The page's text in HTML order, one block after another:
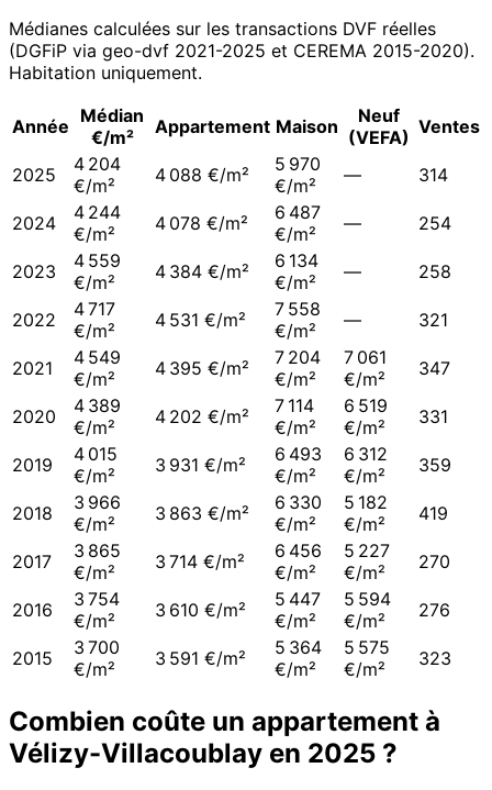
Médianes calculées sur les transactions DVF réelles
(DGFiP via geo-dvf 2021-2025 et CEREMA 2015-2020).
Habitation uniquement.
Année Médian
€/m²
Appartement Maison
Neuf
(VEFA) Ventes
2025
4 204
€/m²
4 088 €/m²
5 970
€/m²
— 314
2024
4 244
€/m²
4 078 €/m²
6 487
€/m²
— 254
2023
4 559
€/m²
4 384 €/m²
6 134
€/m²
— 258
2022
4 717
€/m²
4 531 €/m²
7 558
€/m²
— 321
2021
4 549
€/m²
4 395 €/m²
7 204
€/m²
7 061
€/m²
347
2020
4 389
€/m²
4 202 €/m²
7 114
€/m²
6 519
€/m²
331
2019
4 015
€/m²
3 931 €/m²
6 493
€/m²
6 312
€/m²
359
2018
3 966
€/m²
3 863 €/m²
6 330
€/m²
5 182
€/m²
419
2017
3 865
€/m²
3 714 €/m²
6 456
€/m²
5 227
€/m²
270
2016
3 754
€/m²
3 610 €/m²
5 447
€/m²
5 594
€/m²
276
2015
3 700
€/m²
3 591 €/m²
5 364
€/m²
5 575
€/m²
323
Combien coûte un appartement à
Vélizy-Villacoublay en 2025 ?